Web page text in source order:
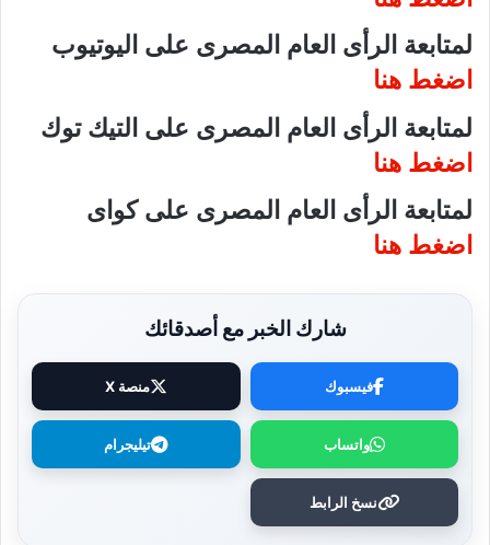
لمتابعة الرأى العام المصرى على اليوتيوب
اضغط هنا
لمتابعة الرأى العام المصرى على التيك توك
اضغط هنا
لمتابعة الرأى العام المصرى على كواى
اضغط هنا
شارك الخبر مع أصدقائك
فيسبوك منصة X
واتساب تيليجرام
نسخ الرابط